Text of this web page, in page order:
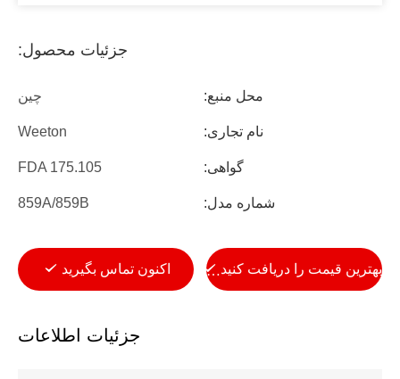
جزئیات محصول:
محل منبع: چین
نام تجاری: Weeton
گواهی: FDA 175.105
شماره مدل: 859A/859B
بهترین قیمت را دریافت کنید اکنون تماس بگیرید
جزئیات اطلاعات